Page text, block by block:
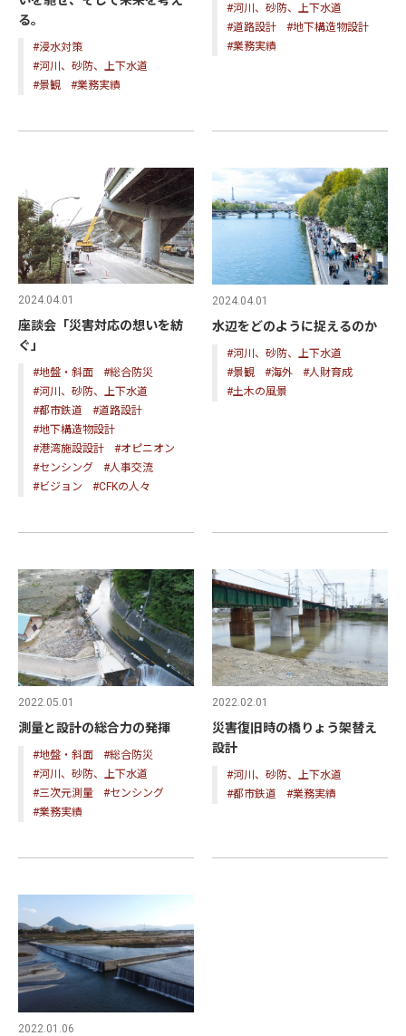
る。
#浸水対策
#河川、砂防、上下水道
#景観
#業務実績
#河川、砂防、上下水道
#道路設計
#地下構造物設計
#業務実績
2024.04.01
座談会「災害対応の想いを紡
ぐ」
#地盤・斜面
#総合防災
#河川、砂防、上下水道
#都市鉄道
#道路設計
#地下構造物設計
#港湾施設設計
#オピニオン
#センシング
#人事交流
#ビジョン
#CFKの人々
2024.04.01
水辺をどのように捉えるのか
#河川、砂防、上下水道
#景観
#海外
#人財育成
#土木の風景
2022.05.01
測量と設計の総合力の発揮
#地盤・斜面
#総合防災
#河川、砂防、上下水道
#三次元測量
#センシング
#業務実績
2022.02.01
災害復旧時の橋りょう架替え
設計
#河川、砂防、上下水道
#都市鉄道
#業務実績
2022.01.06